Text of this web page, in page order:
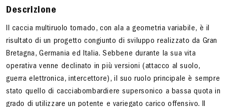
Descrizione
Il caccia multiruolo tornado, con ala a geometria variabile, è il
risultato di un progetto congiunto di sviluppo realizzato da Gran
Bretagna, Germania ed Italia. Sebbene durante la sua vita
operativa venne declinato in più versioni (attacco al suolo,
guerra elettronica, intercettore), il suo ruolo principale è sempre
stato quello di cacciabombardiere supersonico a bassa quota in
grado di utilizzare un potente e variegato carico offensivo. Il